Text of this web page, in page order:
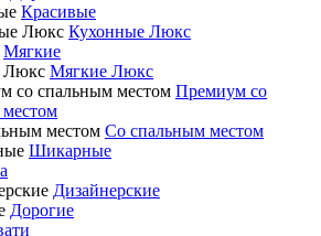
Красивые
Кухонные Люкс
Мягкие
Мягкие Люкс
Премиум со
Со спальным местом
Шикарные
Дизайнерские
Дорогие